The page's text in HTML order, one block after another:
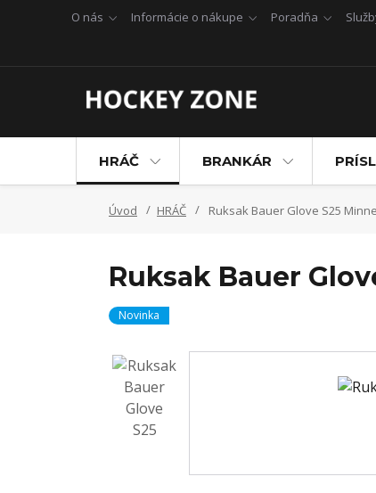
O nás Informácie o nákupe Poradňa
HRÁČ BRANKÁR
Úvod HRÁČ Ruksak Bauer Glove S25
Ruksak Bauer
Novinka